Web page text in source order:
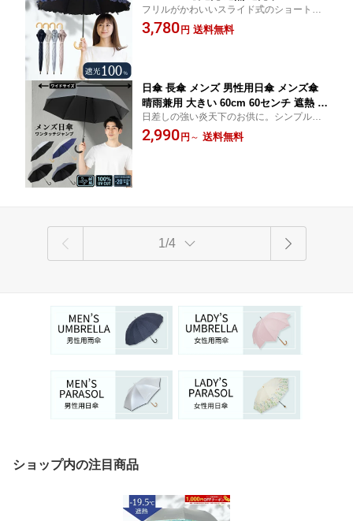
カット率100% 日傘長傘おしゃれ 熱中症
対策 通勤 通学 おしゃれ かわいい フリ
フリルがかわいいスライド式のショート日
傘。照り返しを防ぐ黒コーティング、紫外
線も熱もシャットアウト！ショート長傘 母
3,780円 送料無料
日傘 長傘 メンズ 男性用日傘 メンズ傘
晴雨兼用 大きい 60cm 60センチ 遮熱 遮
光率100% UVカット率100% 紫外線 熱
中症対策 通勤 通学 スポーツ観戦 おす
日差しの強い炎天下のお供に。シンプルな
デザインで男性も使いやすいワンタッチ日
傘。男女兼用 大きめサイズ 無地 送料無料
2,990円 ～ 送料無料
1/4
ショップ内の注目商品